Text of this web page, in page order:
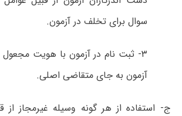
سوال برای تخلف در آزمون.
۳- ثبت نام در آزمون با هویت
آزمون به جای متقاضی اصلی.
ج- استفاده از هر گونه وسیله غیرمجاز از